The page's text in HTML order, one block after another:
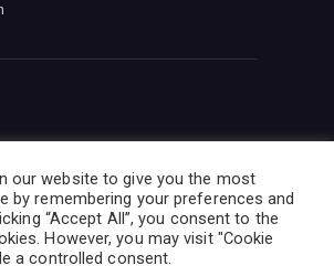
our website to give you the most
by remembering your preferences and
“Accept All”, you consent to the
However, you may visit "Cookie
a controlled consent.